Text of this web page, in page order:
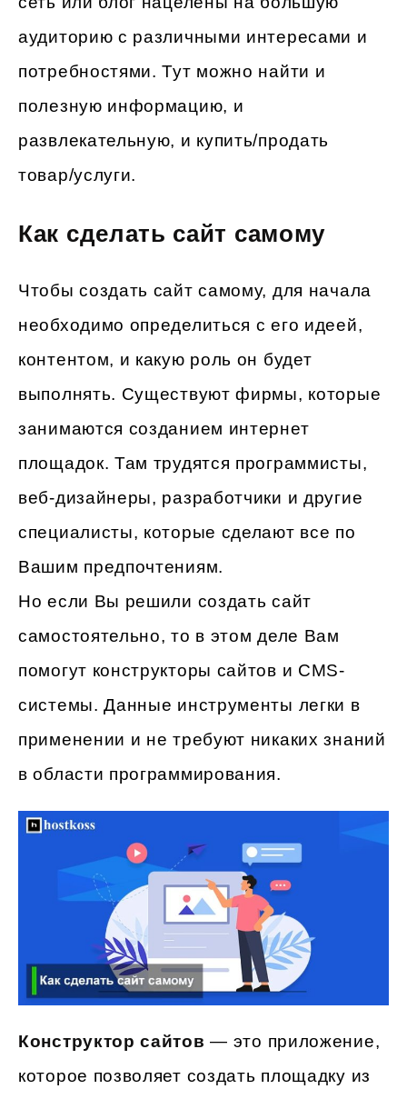
аудиторию с различными интересами и
потребностями. Тут можно найти и
полезную информацию, и
развлекательную, и купить/продать
товар/услуги.
Как сделать сайт самому
Чтобы создать сайт самому, для начала
необходимо определиться с его идеей,
контентом, и какую роль он будет
выполнять. Существуют фирмы, которые
занимаются созданием интернет
площадок. Там трудятся программисты,
веб-дизайнеры, разработчики и другие
специалисты, которые сделают все по
Вашим предпочтениям.
Но если Вы решили создать сайт
самостоятельно, то в этом деле Вам
помогут конструкторы сайтов и CMS-
системы. Данные инструменты легки в
применении и не требуют никаких знаний
в области программирования.
Конструктор сайтов — это приложение,
которое позволяет создать площадку из